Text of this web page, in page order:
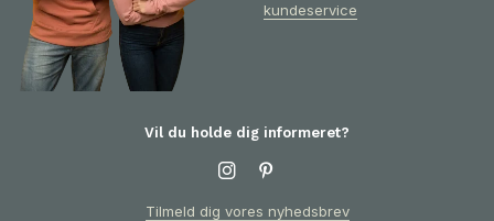
kundeservice
Vil du holde dig informeret?
Tilmeld dig vores nyhedsbrev